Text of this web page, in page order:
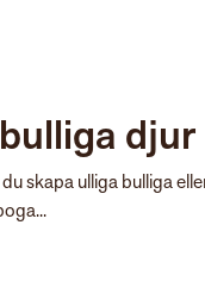
djur
skapa ulliga bulliga